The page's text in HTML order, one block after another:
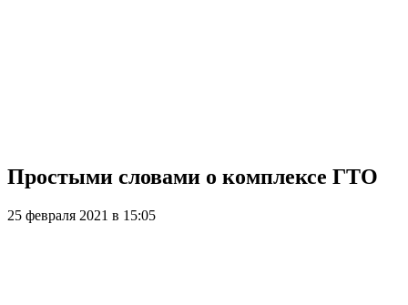
Простыми словами о комплексе ГТО
25 февраля 2021 в 15:05